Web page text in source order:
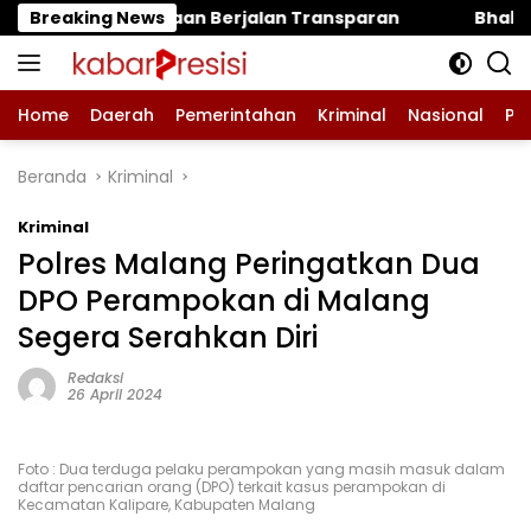
Langsung
ke
konten
Breaking News
Transparan Bhabinkamtibmas Polsek
Home Daerah Pemerintahan Kriminal Nasional
Beranda Kriminal
Kriminal
Polres Malang Peringatkan Dua
DPO Perampokan di Malang
Segera Serahkan Diri
Redaksi
26 April 2024
Foto : Dua terduga pelaku perampokan yang masih masuk dalam
daftar pencarian orang (DPO) terkait kasus perampokan di
Kecamatan Kalipare, Kabupaten Malang